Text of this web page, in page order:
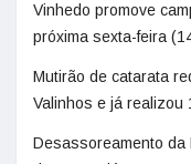
Vinhedo promove
próxima sexta-feira
Mutirão de catarata
Valinhos e já realizou
Desassoreamento da